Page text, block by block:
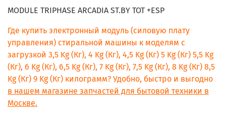
ARISTON AQ9F 29 U.1 (AUS)/V
ARISTON AQM9F 09 U (EX)
ARISTON AQM9F 29 X (EX)
ARISTON AQM9F 29 U (KW)
ARISTON AQM9F 09 U (EX) 60HZ
ARISTON AQM9F 29 U (AG)
ARISTON AR9F 129 (EX)/V S
ARISTON AR7F 129 (EX)/V
HOTPOINT BHWM 129 (UK)
HOTPOINT BHWD 129 (UK)
MODULE TRIPHASE ARCADIA ST.BY TOT +ESP
Где купить электронный модуль (силовую плату
управления) стиральной машины к моделям с
загрузкой 3,5 Kg (Кг), 4 Kg (Кг), 4,5 Kg (Кг) 5 Kg (Кг) 5,5 Kg
(Кг), 6 Kg (Кг), 6,5 Kg (Кг), 7 Kg (Кг), 7,5 Kg (Кг), 8 Kg (Кг) 8,5
Kg (Кг) 9 Kg (Кг) килограмм? Удобно, быстро и выгодно
в нашем магазине запчастей для бытовой техники в
Москве.